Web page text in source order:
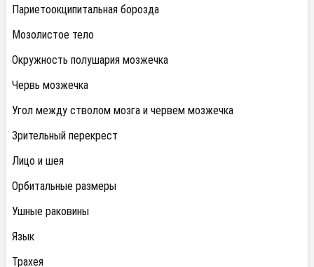
Париетоокципитальная борозда
Мозолистое тело
Окружность полушария мозжечка
Червь мозжечка
Угол между стволом мозга и червем мозжечка
Зрительный перекрест
Лицо и шея
Орбитальные размеры
Ушные раковины
Язык
Трахея